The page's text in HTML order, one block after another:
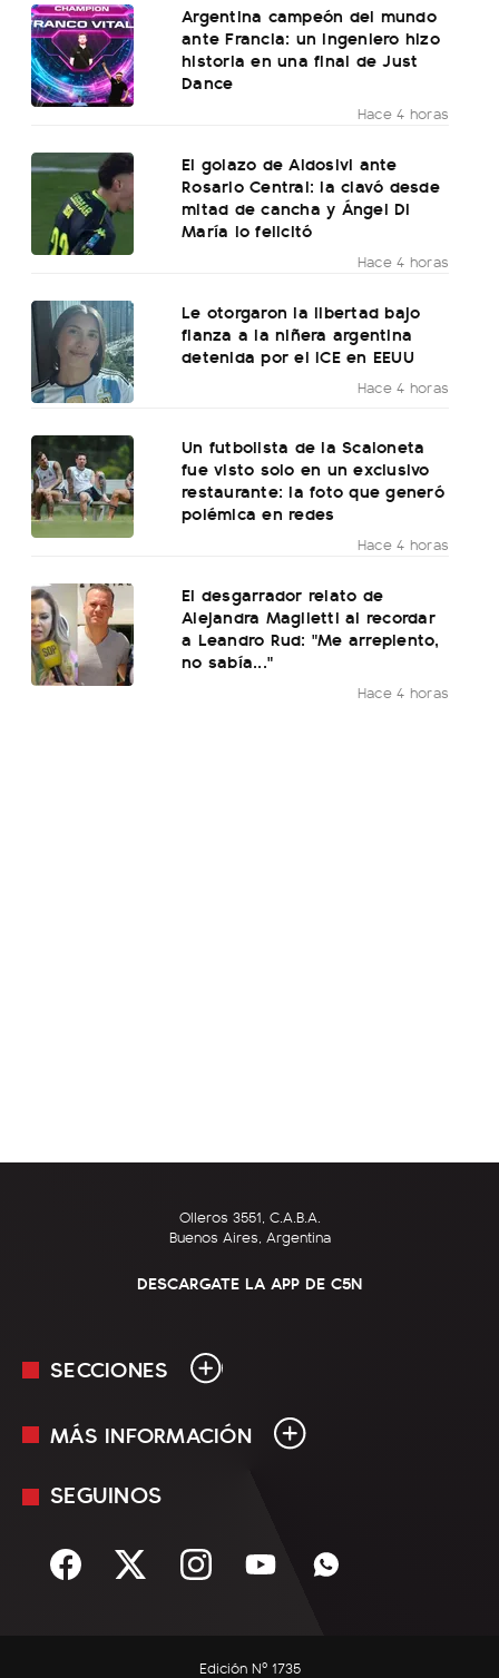
Argentina campeón del mundo
ante Francia: un ingeniero hizo
historia en una final de Just
Dance
Hace 4 horas
El golazo de Aldosivi ante
Rosario Central: la clavó desde
mitad de cancha y Ángel Di
María lo felicitó
Hace 4 horas
Le otorgaron la libertad bajo
fianza a la niñera argentina
detenida por el ICE en EEUU
Hace 4 horas
Un futbolista de la Scaloneta
fue visto solo en un exclusivo
restaurante: la foto que generó
polémica en redes
Hace 4 horas
El desgarrador relato de
Alejandra Maglietti al recordar
a Leandro Rud: "Me arrepiento,
no sabía..."
Hace 4 horas
Olleros 3551, C.A.B.A.
Buenos Aires, Argentina
DESCARGATE LA APP DE C5N
SECCIONES
En Vivo
Sociedad
MÁS INFORMACIÓN
Mediakit
Términos y condiciones
SEGUINOS
Edición Nº 1735